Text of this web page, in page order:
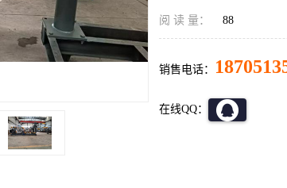
阅 读 量： 88
销售电话：
在线QQ：